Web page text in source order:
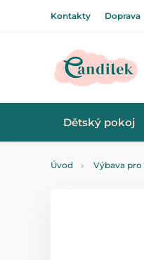
Kontakty Doprava
Dětský pokoj
Úvod Výbava pro